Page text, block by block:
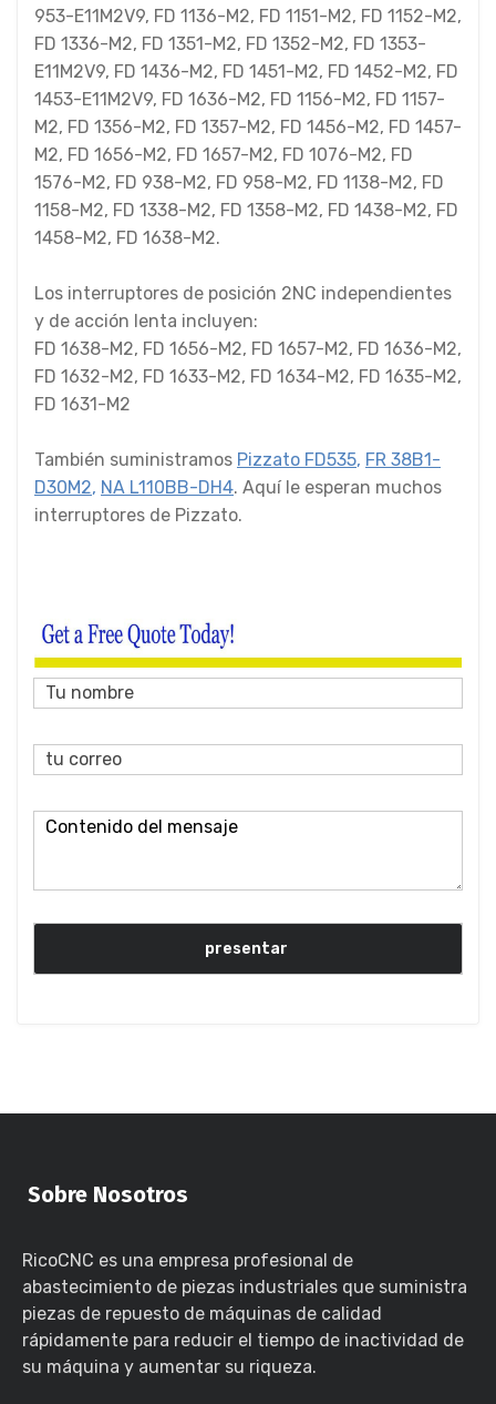
953-E11M2V9, FD 1136-M2, FD 1151-M2, FD 1152-M2,
FD 1336-M2, FD 1351-M2, FD 1352-M2, FD 1353-
E11M2V9, FD 1436-M2, FD 1451-M2, FD 1452-M2, FD
1453-E11M2V9, FD 1636-M2, FD 1156-M2, FD 1157-
M2, FD 1356-M2, FD 1357-M2, FD 1456-M2, FD 1457-
M2, FD 1656-M2, FD 1657-M2, FD 1076-M2, FD
1576-M2, FD 938-M2, FD 958-M2, FD 1138-M2, FD
1158-M2, FD 1338-M2, FD 1358-M2, FD 1438-M2, FD
1458-M2, FD 1638-M2.
Los interruptores de posición 2NC independientes
y de acción lenta incluyen:
FD 1638-M2, FD 1656-M2, FD 1657-M2, FD 1636-M2,
FD 1632-M2, FD 1633-M2, FD 1634-M2, FD 1635-M2,
FD 1631-M2
También suministramos Pizzato FD535, FR 38B1-
D30M2, NA L110BB-DH4. Aquí le esperan muchos
interruptores de Pizzato.
Sobre Nosotros
RicoCNC es una empresa profesional de
abastecimiento de piezas industriales que suministra
piezas de repuesto de máquinas de calidad
rápidamente para reducir el tiempo de inactividad de
su máquina y aumentar su riqueza.